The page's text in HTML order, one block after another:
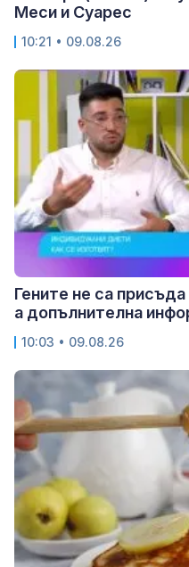
Меси и Суарес
10:21 • 09.08.26
Гените не са
а допълнителна
10:03 • 09.08.26